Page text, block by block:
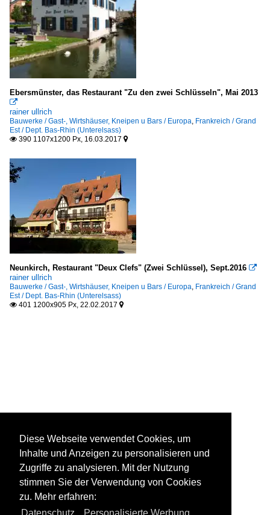
Ebersmünster, das Restaurant "Zu den zwei Schlüsseln", Mai 2013

rainer ullrich
Bauwerke / Gast-, Wirtshäuser, Kneipen u Bars / Europa Frankreich / Grand
Est / Dept. Bas-Rhin (Unterelsass)
 390 1107x1200 Px, 16.03.2017 
Neunkirch, Restaurant "Deux Clefs" (Zwei Schlüssel), Sept.2016 
rainer ullrich
Bauwerke / Gast-, Wirtshäuser, Kneipen u Bars / Europa Frankreich / Grand
Est / Dept. Bas-Rhin (Unterelsass)
 401 1200x905 Px, 22.02.2017 
Diese Webseite verwendet Cookies, um
Inhalte und Anzeigen zu personalisieren und
Zugriffe zu analysieren. Mit der Nutzung
stimmen Sie der Verwendung von Cookies
zu. Mehr erfahren: